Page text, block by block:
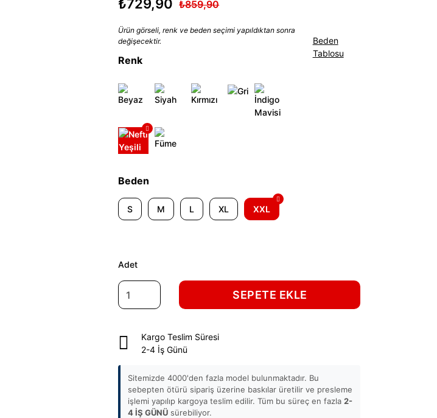
₺729,90 ₺859,90
Ürün görseli, renk ve beden seçimi yapıldıktan sonra
değişecektir.
Renk
Beden
S M L XL XXL
Beden
Tablosu
Adet
SEPETE EKLE
Kargo Teslim Süresi
2-4 İş Günü
Sitemizde 4000'den fazla model bulunmaktadır. Bu
sebepten ötürü sipariş üzerine baskılar üretilir ve presleme
işlemi yapılıp kargoya teslim edilir. Tüm bu süreç en fazla2-
4 İŞ GÜNÜ sürebiliyor.